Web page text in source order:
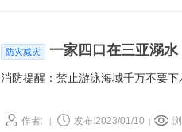
防灾减灾 一家四口在三亚溺
消防提醒：禁止游泳海域千万不要
作者: 发布:2023/01/10